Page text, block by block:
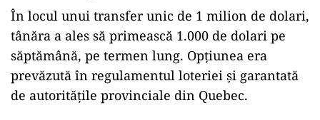
În locul unui transfer unic de 1 milion de dolari,
tânăra a ales să primească 1.000 de dolari pe
săptămână, pe termen lung. Opțiunea era
prevăzută în regulamentul loteriei și garantată
de autoritățile provinciale din Quebec.